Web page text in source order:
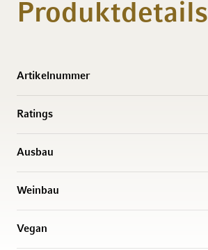
Produktdetails
Artikelnummer
Ratings
Ausbau
Weinbau
Vegan